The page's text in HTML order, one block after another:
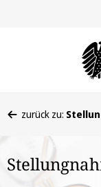
befinden
hier:
zurück zu: